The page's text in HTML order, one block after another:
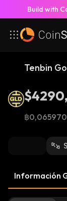
Build with
Tenbin
฿
Información